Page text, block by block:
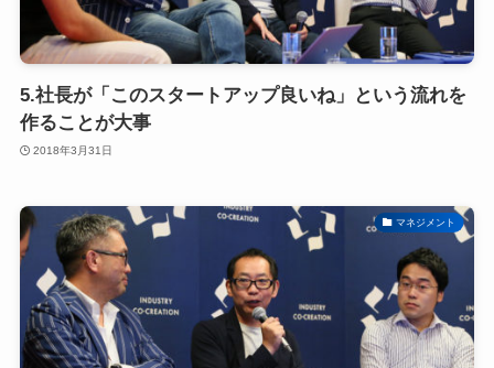
5.社長が「このスタートアップ良いね」という流れを
作ることが大事
2018年3月31日
マネジメント